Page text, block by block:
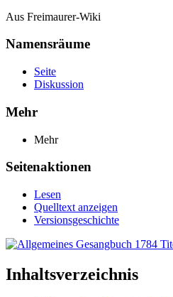
Aus Freimaurer-Wiki
Namensräume
Seite
Diskussion
Mehr
Mehr
Seitenaktionen
Lesen
Quelltext anzeigen
Versionsgeschichte
Inhaltsverzeichnis